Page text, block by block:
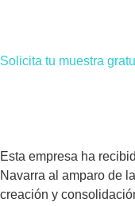
Solicita tu muestra
Esta empresa ha
Navarra al amparo de
creación y